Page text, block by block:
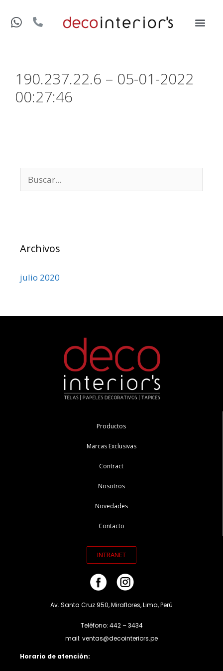
190.237.22.6 – 05-01-2022
00:27:46
Archivos
julio 2020
Productos
Marcas Exclusivas
Contract
Nosotros
Novedades
Contacto
INTRANET
Av. Santa Cruz 950, Miraflores, Lima, Perú
Teléfono: 442 – 3434
mail: ventas@decointeriors.pe
Horario de atención: